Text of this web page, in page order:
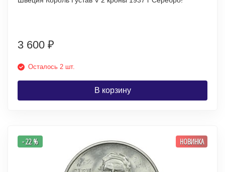
3 600 ₽
Осталось 2 шт.
В корзину
- 22 % НОВИНКА